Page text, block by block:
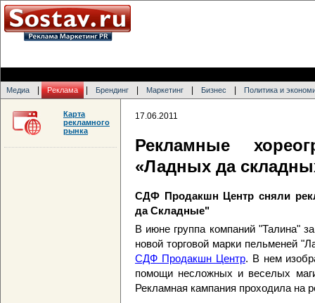
Медиа Реклама Брендинг Маркетинг Бизнес Политика и
17.06.2011
Рекламные
«Ладных да
СДФ Продакшн Центр сняли
да Складные"
В июне группа компаний "Талина"
новой торговой марки пельменей
СДФ Продакшн Центр. В нем
помощи несложных и веселых
Рекламная кампания проходила на
Карта
рекламного
рынка